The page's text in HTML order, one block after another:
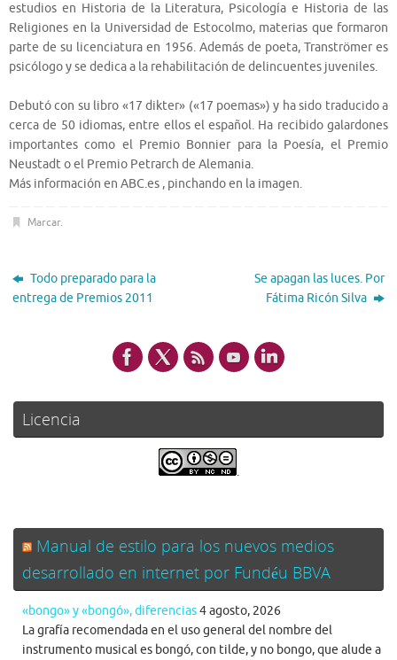
estudios en Historia de la Literatura, Psicología e Historia de las
Religiones en la Universidad de Estocolmo, materias que formaron
parte de su licenciatura en 1956. Además de poeta, Tranströmer es
psicólogo y se dedica a la rehabilitación de delincuentes juveniles.
Debutó con su libro «17 dikter» («17 poemas») y ha sido traducido a
cerca de 50 idiomas, entre ellos el español. Ha recibido galardones
importantes como el Premio Bonnier para la Poesía, el Premio
Neustadt o el Premio Petrarch de Alemania.
Más información en ABC.es , pinchando en la imagen.
Marcar.
Todo preparado para la
entrega de Premios 2011
Se apagan las luces. Por
Fátima Ricón Silva
Licencia
.
Manual de estilo para los nuevos medios
desarrollado en internet por Fundéu BBVA
«bongo» y «bongó», diferencias4 agosto, 2026
La grafía recomendada en el uso general del nombre del
instrumento musical es bongó, con tilde, y no bongo, que alude a